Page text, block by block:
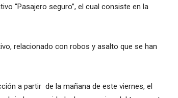
“Pasajero seguro”, el cual consiste en la
relacionado con robos y asalto que se han
a partir de la mañana de este viernes, el